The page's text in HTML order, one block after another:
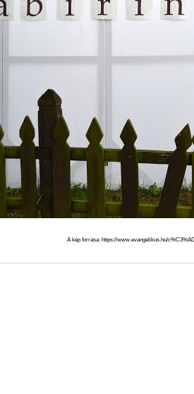
A kép forrása: https://www.evangelikus.hu/